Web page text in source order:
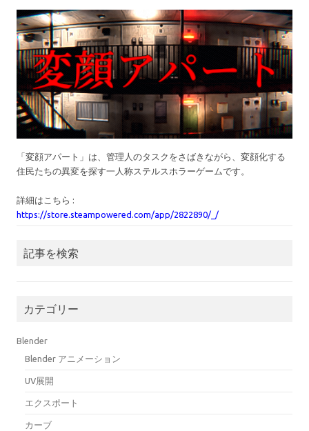
「変顔アパート」は、管理人のタスクをさばきながら、変顔化する
住民たちの異変を探す一人称ステルスホラーゲームです。
詳細はこちら :
https://store.steampowered.com/app/2822890/_/
記事を検索
カテゴリー
Blender
Blender アニメーション
UV展開
エクスポート
カーブ